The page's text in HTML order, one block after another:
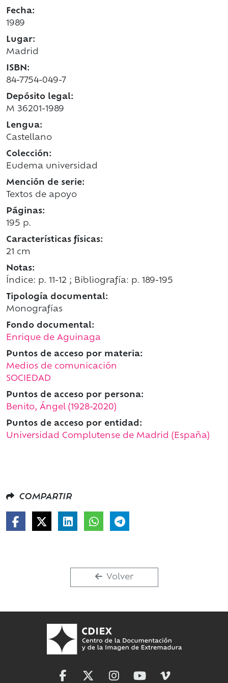
Fecha:
1989
Lugar:
Madrid
ISBN:
84-7754-049-7
Depósito legal:
M 36201-1989
Lengua:
Castellano
Colección:
Eudema universidad
Mención de serie:
Textos de apoyo
Páginas:
195 p.
Características físicas:
21 cm
Notas:
Índice: p. 11-12 ; Bibliografía: p. 189-195
Tipología documental:
Monografías
Fondo documental:
Enrique de Aguinaga
Puntos de acceso por materia:
Medios de comunicación
SOCIEDAD
Puntos de acceso por persona:
Benito, Ángel (1928-2020)
Puntos de acceso por entidad:
Universidad Complutense de Madrid (España)
COMPARTIR
Volver